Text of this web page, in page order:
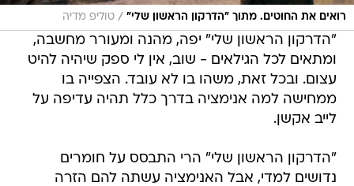
רואים את החוטים. מתוך "הדרקון הראשון שלי" / טוליפ מדיה
"הדרקון הראשון שלי" יפה, מהנה ומעורר מחשבה,
ומתאים לכל הגילאים - שוב, אין לי ספק שיהיה להיט
עצום. ובכל זאת, משהו בו לא עובד. הצפייה בו
ממחישה למה אנימציה בדרך כלל תהיה עדיפה על
לייב אקשן.
"הדרקון הראשון שלי" הרי התבסס על חומרים
נדושים למדי, אבל האנימציה עשתה להם הזרה